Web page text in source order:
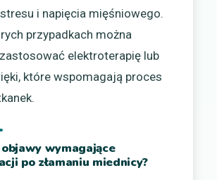
i napięcia mięśniowego.
przypadkach można
elektroterapię lub
które wspomagają proces
objawy wymagające
po złamaniu miednicy?